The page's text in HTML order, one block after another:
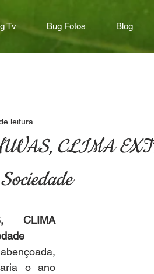
Tv Bug Fotos Blog
CLIMA
leitura
CLIMA
o ano